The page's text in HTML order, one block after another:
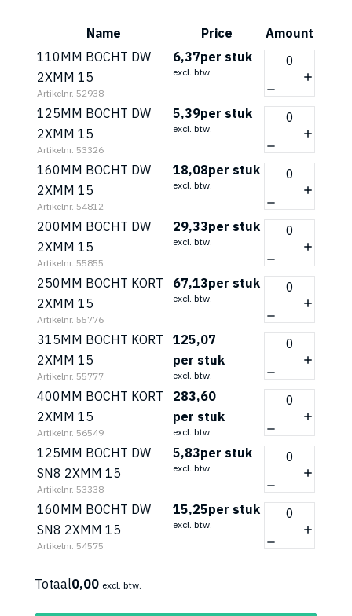
Name Price
Amount
110MM BOCHT DW
2XMM 15
Artikelnr. 52938
6,37per stuk
excl. btw.
125MM BOCHT DW
2XMM 15
Artikelnr. 53326
5,39per stuk
excl. btw.
160MM BOCHT DW
2XMM 15
Artikelnr. 54812
18,08per stuk
excl. btw.
200MM BOCHT DW
2XMM 15
Artikelnr. 55855
29,33per stuk
excl. btw.
250MM BOCHT KORT
2XMM 15
Artikelnr. 55776
67,13per stuk
excl. btw.
315MM BOCHT KORT
2XMM 15
Artikelnr. 55777
125,07
per stuk
excl. btw.
400MM BOCHT KORT
2XMM 15
Artikelnr. 56549
283,60
per stuk
excl. btw.
125MM BOCHT DW
SN8 2XMM 15
Artikelnr. 53338
5,83per stuk
excl. btw.
160MM BOCHT DW
SN8 2XMM 15
Artikelnr. 54575
15,25per stuk
excl. btw.
Totaal0,00 excl. btw.